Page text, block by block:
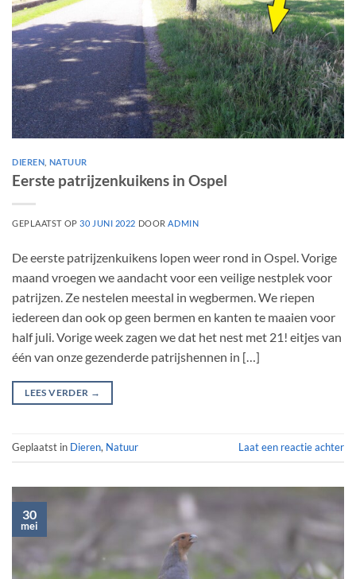
DIEREN NATUUR
Eerste patrijzenkuikens in Ospel
GEPLAATST OP30 JUNI 2022 DOORADMIN
De eerste patrijzenkuikens lopen weer rond in Ospel. Vorige
maand vroegen we aandacht voor een veilige nestplek voor
patrijzen. Ze nestelen meestal in wegbermen. We riepen
iedereen dan ook op geen bermen en kanten te maaien voor
half juli. Vorige week zagen we dat het nest met 21! eitjes van
één van onze gezenderde patrijshennen in […]
LEES VERDER →
Geplaatst in Dieren, Natuur Laat een reactie achter
30
mei